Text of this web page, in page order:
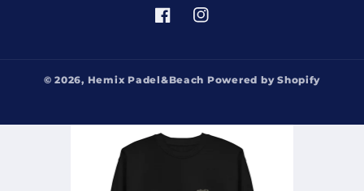
FacebookInstagram
© 2026, Hemix Padel&Beach Powered by Shopify